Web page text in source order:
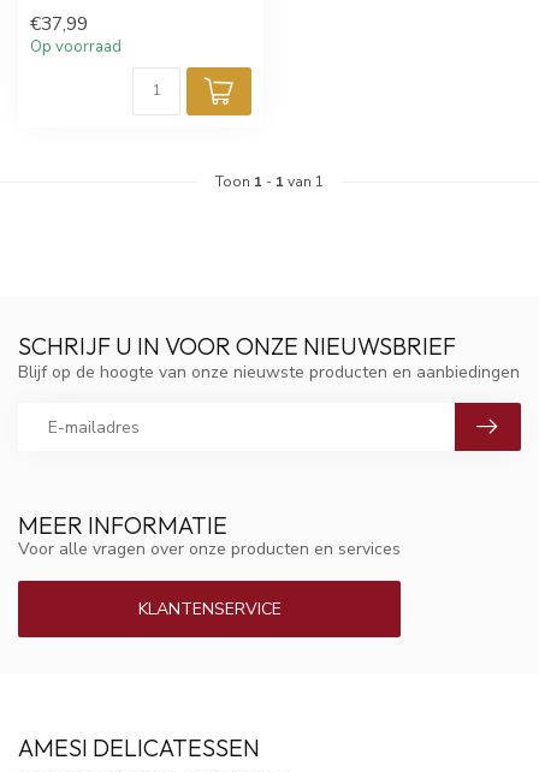
€37,99
Op voorraad
Toon 1 - 1 van 1
MEER INFORMATIE
Voor alle vragen over onze producten en services
KLANTENSERVICE
SCHRIJF U IN VOOR ONZE NIEUWSBRIEF
Blijf op de hoogte van onze nieuwste producten en aanbiedingen
AMESI DELICATESSEN